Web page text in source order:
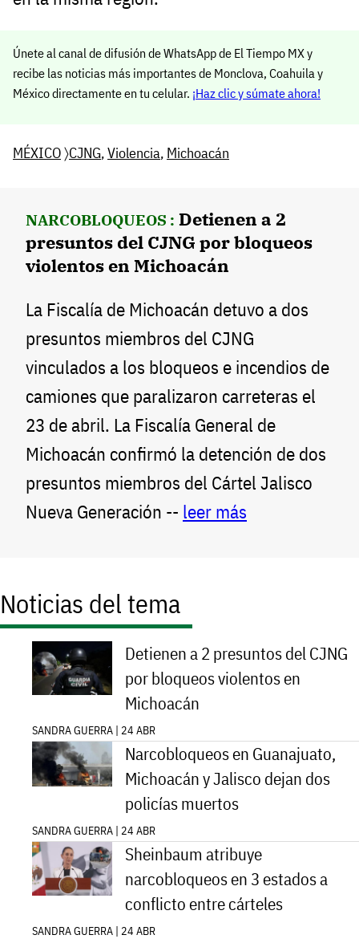
Únete al canal de difusión de WhatsApp de El Tiempo MX y
recibe las noticias más importantes de Monclova, Coahuila y
México directamente en tu celular. ¡Haz clic y súmate ahora!
MÉXICO〉CJNG,Violencia, Michoacán
NARCOBLOQUEOS : Detienen a 2
presuntos del CJNG por bloqueos
violentos en Michoacán
La Fiscalía de Michoacán detuvo a dos
presuntos miembros del CJNG
vinculados a los bloqueos e incendios de
camiones que paralizaron carreteras el
23 de abril. La Fiscalía General de
Michoacán confirmó la detención de dos
presuntos miembros del Cártel Jalisco
Nueva Generación -- leer más
Noticias del tema
Detienen a 2 presuntos del CJNG
por bloqueos violentos en
Michoacán
SANDRA GUERRA | 24 ABR
Narcobloqueos en Guanajuato,
Michoacán y Jalisco dejan dos
policías muertos
SANDRA GUERRA | 24 ABR
Sheinbaum atribuye
narcobloqueos en 3 estados a
conflicto entre cárteles
SANDRA GUERRA | 24 ABR